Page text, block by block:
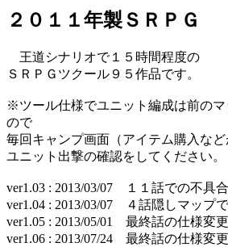
２０１１年製ＳＲＰＧ
王道シナリオで１５時間程度の
ＳＲＰＧツクール９５作品です。
※ツール仕様でユニット編成は前のマ
ので
毎回キャンプ画面（アイテム購入な
ユニット出撃の確認をしてください。
ver1.03 : 2013/03/07 １１話での不具
ver1.04 : 2013/03/07 ４話隠しマップ
ver1.05 : 2013/05/01 最終話の仕様変更
ver1.06 : 2013/07/24 最終話の仕様変